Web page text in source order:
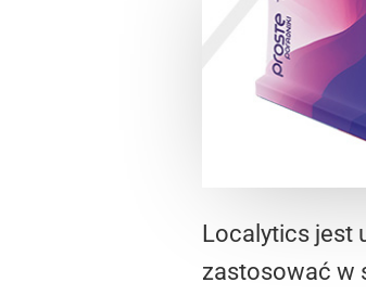
Localytics jest
zastosować w